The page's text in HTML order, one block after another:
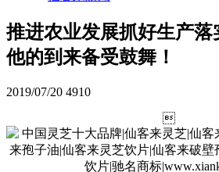
推进农业发展抓好生产落
他的到来备受鼓舞！
2019/07/20 4910
